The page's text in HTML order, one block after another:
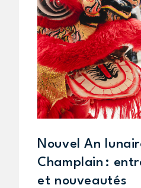
Nouvel An
Champlain :
et nouveautés